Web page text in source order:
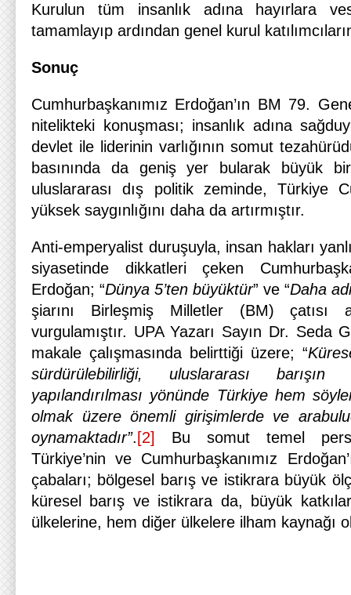
Kurulun tüm insanlık adına hayırlara
tamamlayıp ardından genel kurul
Sonuç
Cumhurbaşkanımız Erdoğan’ın BM 79.
nitelikteki konuşması; insanlık adına
devlet ile liderinin varlığının somut
basınında da geniş yer bularak büyük
uluslararası dış politik zeminde, Türkiye
yüksek saygınlığını daha da artırmıştır.
Anti-emperyalist duruşuyla, insan hakları
siyasetinde dikkatleri çeken
Erdoğan; “Dünya 5’ten büyüktür” ve “Daha
şiarını Birleşmiş Milletler (BM)
vurgulamıştır. UPA Yazarı Sayın Dr. Seda
makale çalışmasında belirttiği üzere; “
sürdürülebilirliği, uluslararası
yapılandırılması yönünde Türkiye hem
olmak üzere önemli girişimlerde ve
oynamaktadır”. [2]
Bu somut temel
Türkiye’nin ve Cumhurbaşkanımız
çabaları; bölgesel barış ve istikrara büyük
küresel barış ve istikrara da, büyük
ülkelerine, hem diğer ülkelere ilham kaynağı